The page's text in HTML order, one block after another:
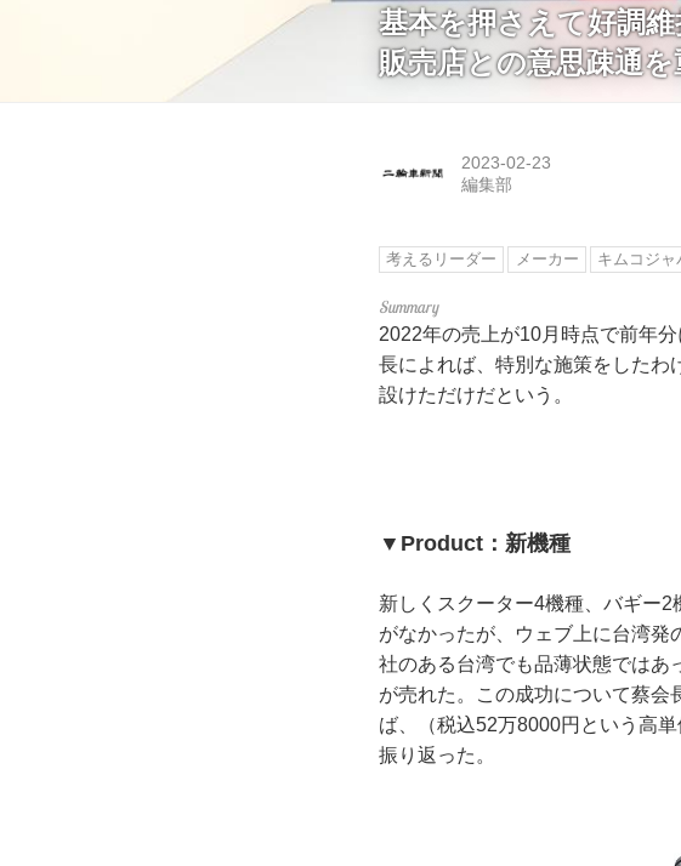
基本を押さえて好調
販売店との意思疎通を
2023-02-23
編集部
考えるリーダー メーカー キムコジャ
2022年の売上が10月時点で前年
長によれば、特別な施策をしたわ
設けただけだという。
▼Product：新機種
新しくスクーター4機種、バギー
がなかったが、ウェブ上に台湾発
社のある台湾でも品薄状態ではあ
が売れた。この成功について蔡
ば、（税込52万8000円という高
振り返った。